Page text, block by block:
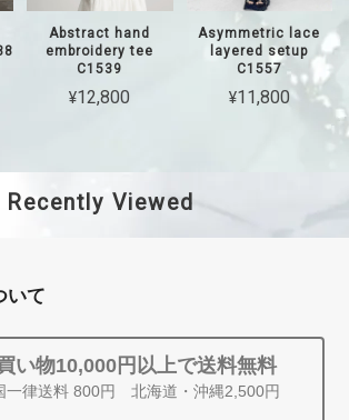
Abstract hand
embroidery tee
C1539
¥12,800
Asymmetric lace
layered setup
C1557
¥11,800
Recently Viewed
いて
い物10,000円以上で送料無料
一律送料 800円 北海道・沖縄2,500円